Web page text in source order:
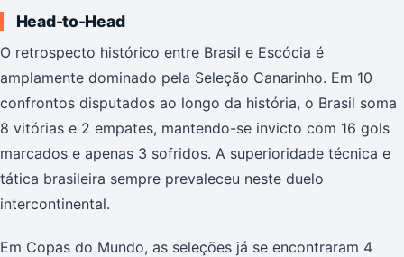
Head-to-Head
O retrospecto histórico entre Brasil e Escócia é
amplamente dominado pela Seleção Canarinho. Em 10
confrontos disputados ao longo da história, o Brasil soma
8 vitórias e 2 empates, mantendo-se invicto com 16 gols
marcados e apenas 3 sofridos. A superioridade técnica e
tática brasileira sempre prevaleceu neste duelo
intercontinental.
Em Copas do Mundo, as seleções já se encontraram 4